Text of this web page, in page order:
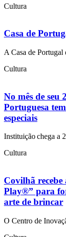
Cultura
Casa de
A Casa de
Cultura
No mês de seu
Portuguesa
especiais
Instituição chega a
Cultura
Covilhã
Play®” para
arte de brincar
O Centro de